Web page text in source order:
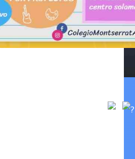
centro.
sin tu cita, ¡¡llámanos!!
tus dudas.